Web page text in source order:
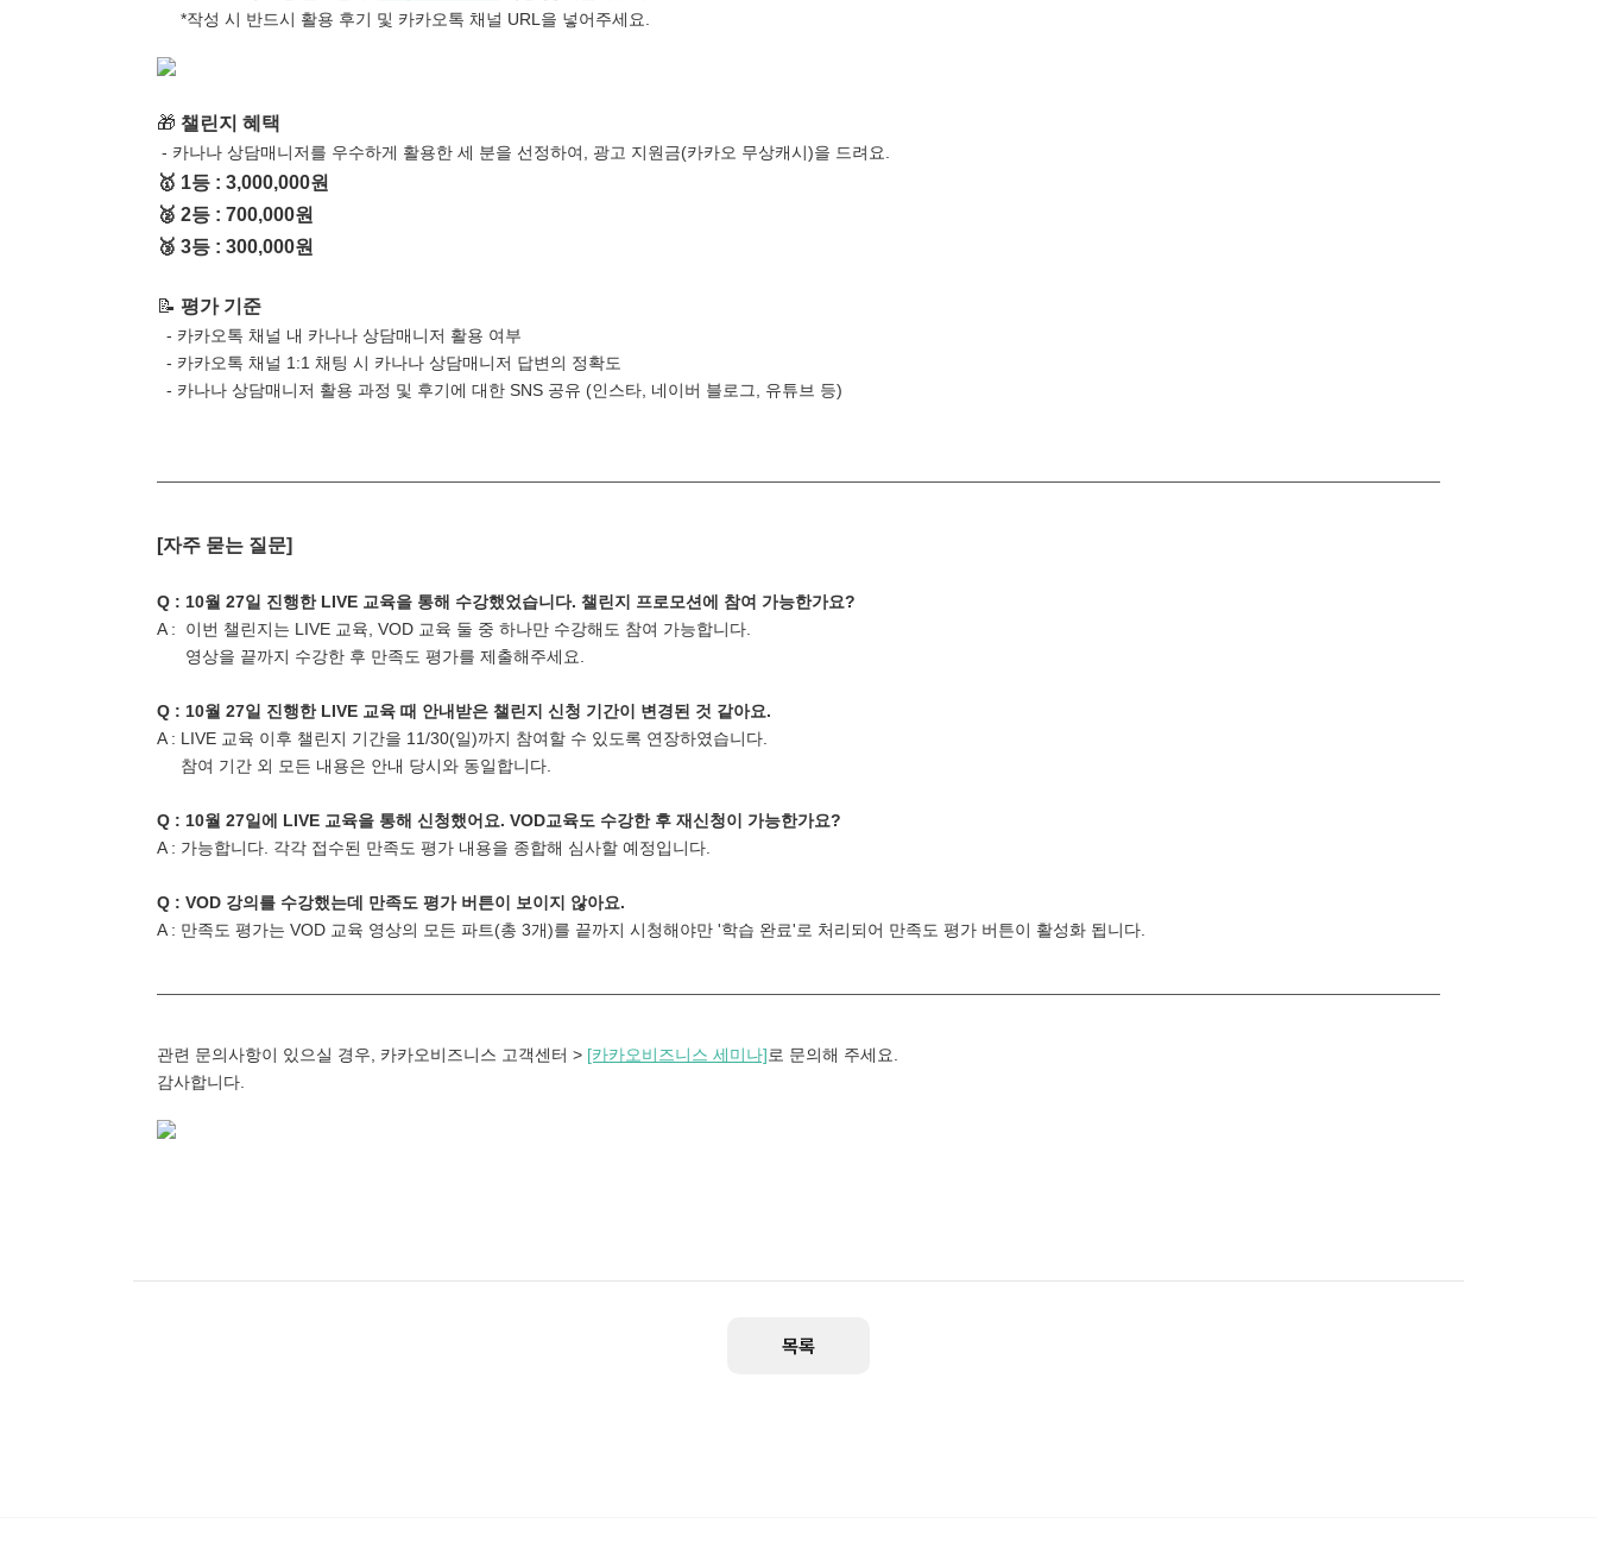
*작성 시 반드시 활용 후기 및 카카오톡 채널 URL을 넣어주세요.
🎁 챌린지 혜택
- 카나나 상담매니저를 우수하게 활용한 세 분을 선정하여, 광고 지원금(카카오 무상캐시)을 드려요.
🥇 1등 : 3,000,000원
🥈 2등 : 700,000원
🥉 3등 : 300,000원
📝 평가 기준
- 카카오톡 채널 내 카나나 상담매니저 활용 여부
- 카카오톡 채널 1:1 채팅 시 카나나 상담매니저 답변의 정확도
- 카나나 상담매니저 활용 과정 및 후기에 대한 SNS 공유 (인스타, 네이버 블로그, 유튜브 등)
[자주 묻는 질문]
Q : 10월 27일 진행한 LIVE 교육을 통해 수강했었습니다. 챌린지 프로모션에 참여 가능한가요?
A : 이번 챌린지는 LIVE 교육, VOD 교육 둘 중 하나만 수강해도 참여 가능합니다.
영상을 끝까지 수강한 후 만족도 평가를 제출해주세요.
Q : 10월 27일 진행한 LIVE 교육 때 안내받은 챌린지 신청 기간이 변경된 것 같아요.
A : LIVE 교육 이후 챌린지 기간을 11/30(일)까지 참여할 수 있도록 연장하였습니다.
참여 기간 외 모든 내용은 안내 당시와 동일합니다.
Q : 10월 27일에 LIVE 교육을 통해 신청했어요. VOD교육도 수강한 후 재신청이 가능한가요?
A : 가능합니다. 각각 접수된 만족도 평가 내용을 종합해 심사할 예정입니다.
Q : VOD 강의를 수강했는데 만족도 평가 버튼이 보이지 않아요.
A : 만족도 평가는 VOD 교육 영상의 모든 파트(총 3개)를 끝까지 시청해야만 '학습 완료'로 처리되어 만족도 평가 버튼이 활성화 됩니다.
관련 문의사항이 있으실 경우, 카카오비즈니스 고객센터 > [카카오비즈니스 세미나]로 문의해 주세요.
감사합니다.
목록